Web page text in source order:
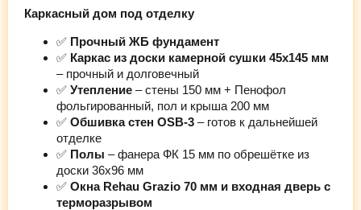
Каркасный дом под отделку
✅ Прочный ЖБ фундамент
✅ Каркас из доски камерной сушки 45х145 мм
– прочный и долговечный
✅ Утепление – стены 150 мм + Пенофол
фольгированный, пол и крыша 200 мм
✅ Обшивка стен OSB-3 – готов к дальнейшей
отделке
✅ Полы – фанера ФК 15 мм по обрешётке из
доски 36х96 мм
✅ Окна Rehau Grazio 70 мм и входная дверь с
терморазрывом